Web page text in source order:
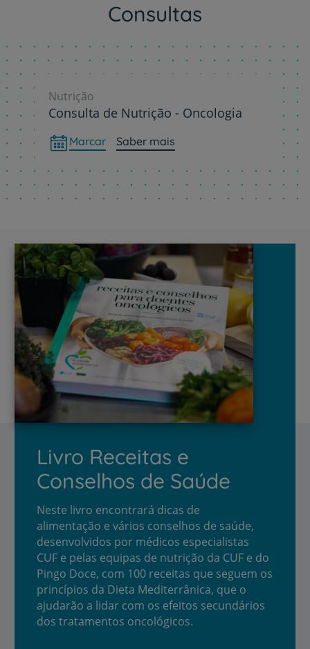
Consultas
Nutrição
Consulta de Nutrição - Oncologia
Marcar Saber mais
Livro Receitas e
Conselhos de Saúde
Neste livro encontrará dicas de
alimentação e vários conselhos de saúde,
desenvolvidos por médicos especialistas
CUF e pelas equipas de nutrição da CUF e do
Pingo Doce, com 100 receitas que seguem os
princípios da Dieta Mediterrânica, que o
ajudarão a lidar com os efeitos secundários
dos tratamentos oncológicos.